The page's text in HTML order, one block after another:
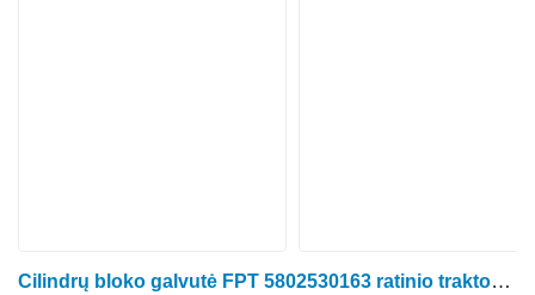
Cilindrų bloko galvutė FPT 5802530163 ratinio traktoriaus